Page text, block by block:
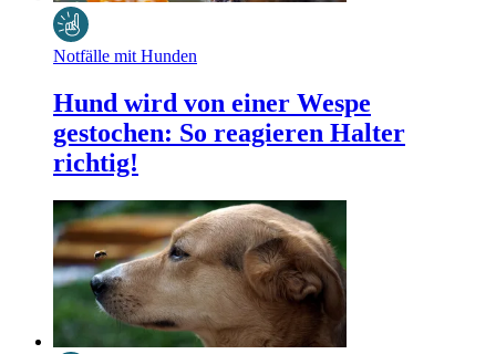
Notfälle mit Hunden
Hund wird von einer Wespe
gestochen: So reagieren Halter
richtig!